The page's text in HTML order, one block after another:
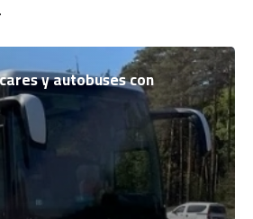
y autobuses con